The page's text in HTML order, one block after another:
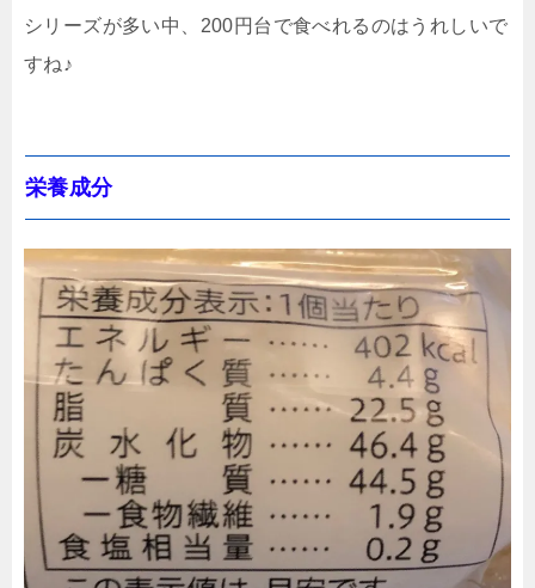
シリーズが多い中、200円台で食べれるのはうれしいで
すね♪
栄養成分